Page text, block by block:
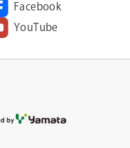
Facebook
YouTube